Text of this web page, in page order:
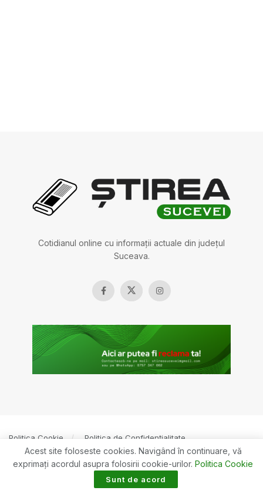
Cotidianul online cu informații actuale din județul
Suceava.
Politica Cookie Politica de Confidențialitate
© 2022ȘTIREASUCEVEI.RO Toate drepturile rezervate. Creare site
BOSSNET
Acest site foloseste cookies. Navigând în continuare, vă
exprimaţi acordul asupra folosirii cookie-urilor. Politica Cookie
Sunt de acord